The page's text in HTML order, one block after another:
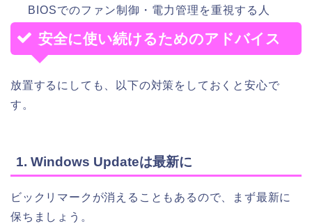
BIOSでのファン制御・電力管理を重視する人
安全に使い続けるためのアドバイス
放置するにしても、以下の対策をしておくと安心で
す。
1. Windows Updateは最新に
ビックリマークが消えることもあるので、まず最新に
保ちましょう。